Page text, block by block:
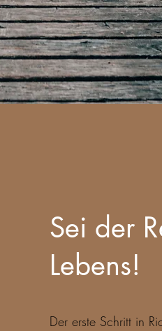
Sei der
Lebens!
Der erste Schritt in